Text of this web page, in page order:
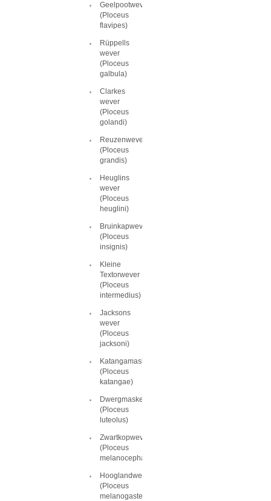
Geelpootwever
(Ploceus
flavipes)
Rüppells
wever
(Ploceus
galbula)
Clarkes
wever
(Ploceus
golandi)
Reuzenwever
(Ploceus
grandis)
Heuglins
wever
(Ploceus
heuglini)
Bruinkapwever
(Ploceus
insignis)
Kleine
Textorwever
(Ploceus
intermedius)
Jacksons
wever
(Ploceus
jacksoni)
Katangamaskerwever
(Ploceus
katangae)
Dwergmaskerwever
(Ploceus
luteolus)
Zwartkopwever
(Ploceus
melanocephalus)
Hooglandwever
(Ploceus
melanogaster)